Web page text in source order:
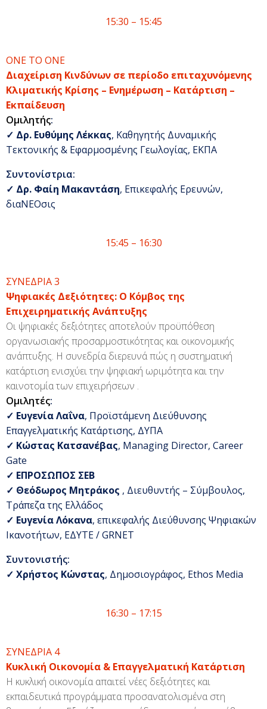
15:30 – 15:45
ΟΝΕ ΤΟ ΟΝΕ
Διαχείριση Κινδύνων σε περίοδο επιταχυνόμενης
Κλιματικής Κρίσης – Ενημέρωση – Κατάρτιση –
Εκπαίδευση
Ομιλητής:
✓ Δρ. Ευθύμης Λέκκας, Καθηγητής Δυναμικής
Τεκτονικής & Εφαρμοσμένης Γεωλογίας, ΕΚΠΑ
Συντονίστρια:
✓ Δρ. Φαίη Μακαντάση, Επικεφαλής Ερευνών,
διαΝΕΟσις
15:45 – 16:30
ΣΥΝΕΔΡΙΑ 3
Ψηφιακές Δεξιότητες: Ο Κόμβος της
Επιχειρηματικής Ανάπτυξης
Οι ψηφιακές δεξιότητες αποτελούν προϋπόθεση
οργανωσιακής προσαρμοστικότητας και οικονομικής
ανάπτυξης. Η συνεδρία διερευνά πώς η συστηματική
κατάρτιση ενισχύει την ψηφιακή ωριμότητα και την
καινοτομία των επιχειρήσεων .
Ομιλητές:
✓ Ευγενία Λαΐνα, Προϊστάμενη Διεύθυνσης
Επαγγελματικής Κατάρτισης, ΔΥΠΑ
✓ Κώστας Κατσανέβας, Managing Director, Career
Gate
✓ ΕΠΡΟΣΩΠΟΣ ΣΕΒ
✓ Θεόδωρος Μητράκος , Διευθυντής – Σύμβουλος,
Τράπεζα της Ελλάδος
✓ Ευγενία Λόκανα, επικεφαλής Διεύθυνσης Ψηφιακών
Ικανοτήτων, ΕΔΥΤΕ / GRNET
Συντονιστής:
✓ Χρήστος Κώνστας, Δημοσιογράφος, Ethos Media
16:30 – 17:15
ΣΥΝΕΔΡΙΑ 4
Κυκλική Οικονομία & Επαγγελματική Κατάρτιση
Η κυκλική οικονομία απαιτεί νέες δεξιότητες και
εκπαιδευτικά προγράμματα προσανατολισμένα στη